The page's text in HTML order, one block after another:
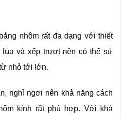
nhôm rất đa dạng với thiết
lùa và xếp trượt nên có thể sử
nhỏ tới lớn.
nghỉ ngơi nên khả năng cách
kính rất phù hợp. Với khả